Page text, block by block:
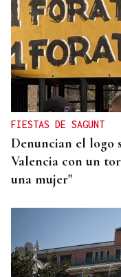
CAUSA DE ALERGIA
Picaduras de
puede poner en
FIESTAS DE SAGUNT
Denuncian el logo
Valencia con un
una mujer"